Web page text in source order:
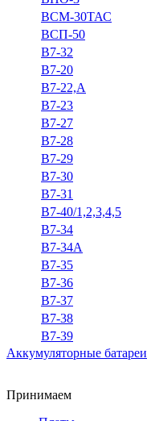
ВСМ-30ТАС
ВСП-50
В7-32
В7-20
В7-22,А
В7-23
В7-27
В7-28
В7-29
В7-30
В7-31
В7-40/1,2,3,4,5
В7-34
В7-34А
В7-35
В7-36
В7-37
В7-38
В7-39
Аккумуляторные батареи
Принимаем